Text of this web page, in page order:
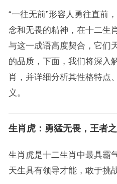
“一往无前”形容人勇往直前
念和无畏的精神，在十二生
与这一成语高度契合，它们
的品质，下面，我们将深入
肖，并详细分析其性格特点
义。
生肖虎：勇猛无畏，王者
生肖虎是十二生肖中最具霸
天生具有领导才能，敢于挑